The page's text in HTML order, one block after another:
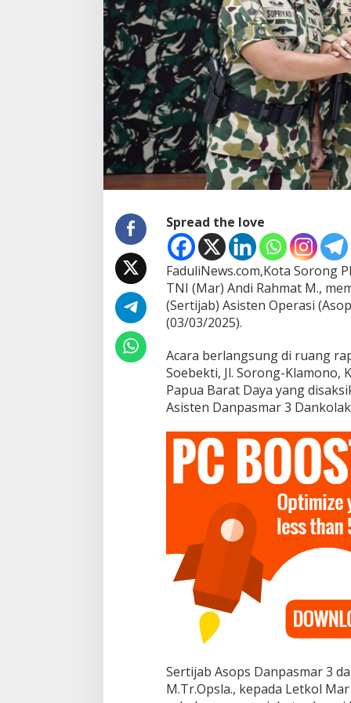
r
t
i
j
a
b
A
o
p
s
D
a
n
a
s
m
a
r
3
D
i
R
a
n
g
a
p
P
a
r
3
Spread the love
FaduliNews.com,Kota Sorong
TNI (Mar) Andi Rahmat M.,
(Sertijab) Asisten Operasi
(03/03/2025).
Acara berlangsung di ruang
Soebekti, Jl. Sorong-Klamono,
Papua Barat Daya yang
Asisten Danpasmar 3
Sertijab Asops Danpasmar 3
M.Tr.Opsla., kepada Letkol